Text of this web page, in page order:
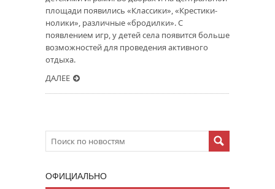
площади появились «Классики», «Крестики-
нолики», различные «бродилки». С
появлением игр, у детей села появится больше
возможностей для проведения активного
отдыха.
ДАЛЕЕ
ОФИЦИАЛЬНО